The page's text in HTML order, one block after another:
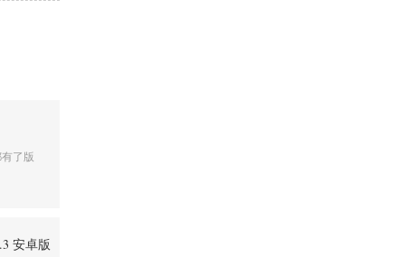
了版
安卓版